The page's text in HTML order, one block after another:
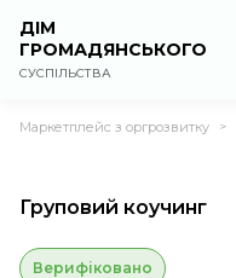
ДІМ
ГРОМАДЯНСЬКОГО
СУСПІЛЬСТВА
Маркетплейс з оргрозвитку >
Груповий коучинг
Верифіковано